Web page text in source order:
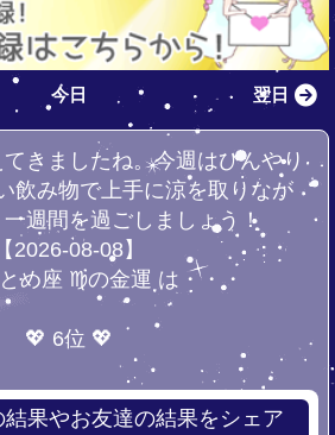
今日 翌日
きましたね。今週はひんやり
飲み物で上手に涼を取りなが
週間を過ごしましょう！
【2026-08-08】
め座 ♍の金運 は・・・
💖 6位 💖
果やお友達の結果をシェア